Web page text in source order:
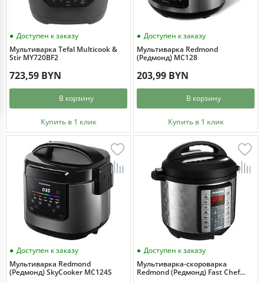
Доступен к заказу
Мультиварка Tefal Multicook &
Stir MY720BF2
723,59 BYN
В корзину
Купить в 1 клик
Доступен к заказу
Мультиварка Redmond
(Редмонд) MC128
203,99 BYN
В корзину
Купить в 1 клик
Доступен к заказу
Мультиварка Redmond
(Редмонд) SkyCooker MC124S
Доступен к заказу
Мультиварка-скороварка
Redmond (Редмонд) Fast Chef